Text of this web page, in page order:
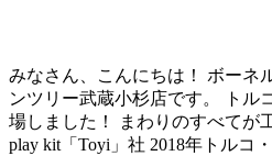
みなさん、こんにちは！ ボーネ
ンツリー武蔵小杉店です。 トル
場しました！ まわりのすべてが
play kit「Toyi」社 2018年トルコ